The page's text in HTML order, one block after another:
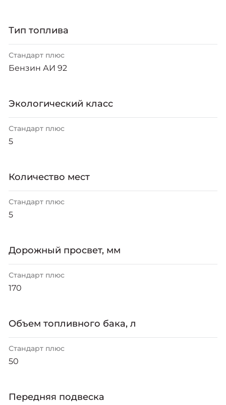
Тип топлива
Стандарт плюс
Бензин АИ 92
Экологический класс
Стандарт плюс
5
Количество мест
Стандарт плюс
5
Дорожный просвет, мм
Стандарт плюс
170
Объем топливного бака, л
Стандарт плюс
50
Передняя подвеска